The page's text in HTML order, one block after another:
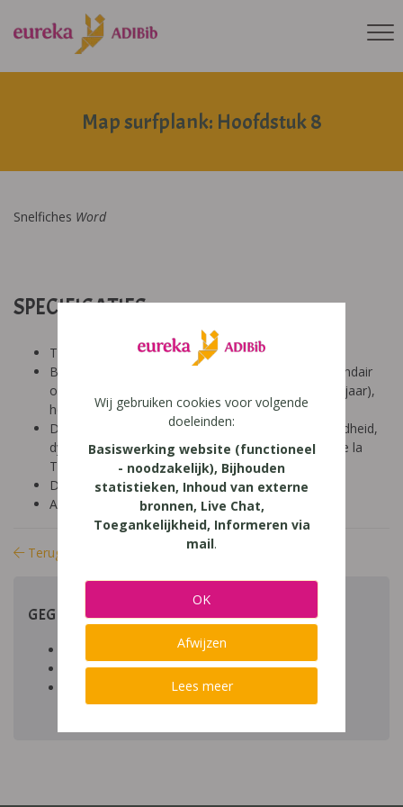
Map surfplank: Hoofdstuk 8
Snelfiches Word
SPECIFICATIES:
Tool: van ons
Besproken Leeftijd: basisonderwijs (6-9 jaar), secundair
onderwijs (12-14 jaar), secundair onderwijs (14-18 jaar),
hoger onderwijs (18-24 jaar)
Diagnose: ADHD, ADD, autisme/ASS, hoogbegaafdheid,
dyscalculie, dyslexie, dyspraxie/DCD, NLD, Gilles de la
Tourette, dysfasie, leerproblemen
Domein: leren studeren, organisatie klas en school
Aard: praktisch
Terug naar bibliotheek
GEGEVENS
Datum toegevoegd:
bestand
Wij gebruiken cookies voor volgende
doeleinden:
Basiswerking website (functioneel
- noodzakelijk), Bijhouden
statistieken, Inhoud van externe
bronnen, Live Chat,
Toegankelijkheid, Informeren via
mail.
OK
Afwijzen
Lees meer